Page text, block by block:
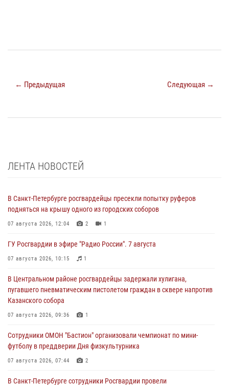
← Предыдущая Следующая →
ЛЕНТА НОВОСТЕЙ
В Санкт-Петербурге росгвардейцы пресекли попытку руферов
подняться на крышу одного из городских соборов
07 августа 2026, 12:04 2 1
ГУ Росгвардии в эфире "Радио России". 7 августа
07 августа 2026, 10:15 1
В Центральном районе росгвардейцы задержали хулигана,
пугавшего пневматическим пистолетом граждан в сквере напротив
Казанского собора
07 августа 2026, 09:36 1
Сотрудники ОМОН "Бастион" организовали чемпионат по мини-
футболу в преддверии Дня физкультурника
07 августа 2026, 07:44 2
В Санкт-Петербурге сотрудники Росгвардии провели